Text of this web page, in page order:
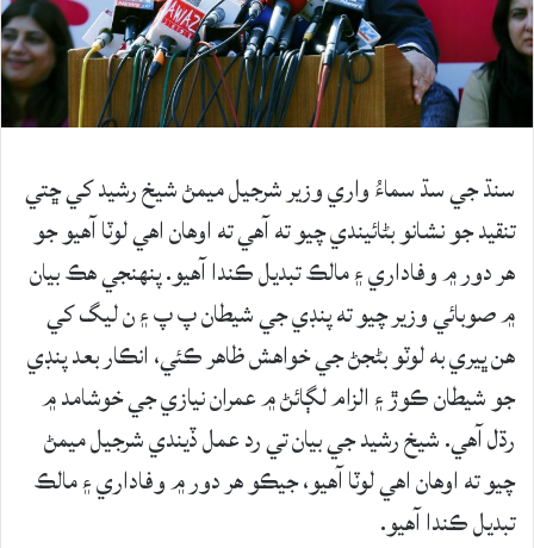
سنڌ جي سڌ سماءُ واري وزير شرجيل ميمڻ شيخ رشيد کي ڇتي
تنقيد جو نشانو بڻائيندي چيو ته آهي ته اوهان اهي لوٽا آهيو جو
هر دور ۾ وفاداري ۽ مالڪ تبديل ڪندا آهيو. پنهنجي هڪ بيان
۾ صوبائي وزير چيو ته پنڊي جي شيطان پ پ ۽ ن ليگ کي
هن ڀيري به لوٽو بڻجڻ جي خواهش ظاهر ڪئي، انڪار بعد پنڊي
جو شيطان ڪوڙ ۽ الزام لڳائڻ ۾ عمران نيازي جي خوشامد ۾
رڌل آهي. شيخ رشيد جي بيان تي رد عمل ڏيندي شرجيل ميمڻ
چيو ته اوهان اهي لوٽا آهيو، جيڪو هر دور ۾ وفاداري ۽ مالڪ
تبديل ڪندا آهيو.